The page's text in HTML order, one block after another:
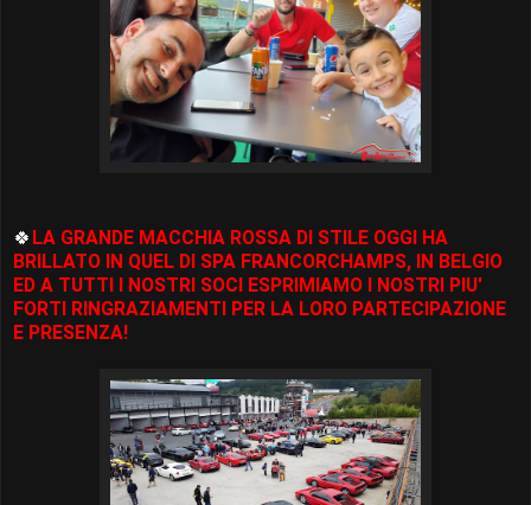
🍀 LA GRANDE MACCHIA ROSSA DI STILE OGGI HA
BRILLATO IN QUEL DI SPA FRANCORCHAMPS, IN BELGIO
ED A TUTTI I NOSTRI SOCI ESPRIMIAMO I NOSTRI PIU'
FORTI RINGRAZIAMENTI PER LA LORO PARTECIPAZIONE
E PRESENZA!